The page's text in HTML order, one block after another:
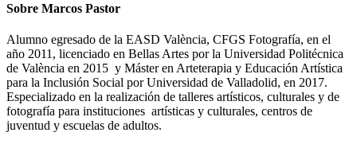
Sobre Marcos Pastor
Alumno egresado de la EASD València, CFGS Fotografía, en el
año 2011, licenciado en Bellas Artes por la Universidad Politécnica
de València en 2015 y Máster en Arteterapia y Educación Artística
para la Inclusión Social por Universidad de Valladolid, en 2017.
Especializado en la realización de talleres artísticos, culturales y de
fotografía para instituciones artísticas y culturales, centros de
juventud y escuelas de adultos.